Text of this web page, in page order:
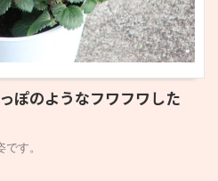
ぽのようなフワフワした
す。